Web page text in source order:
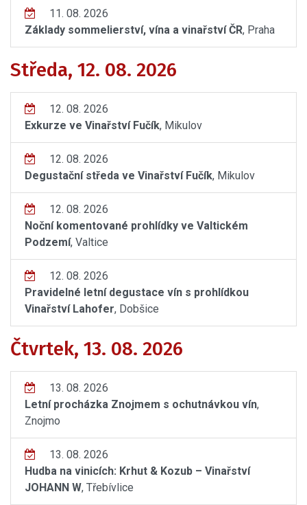
11. 08. 2026
Základy sommelierství, vína a vinařství ČR, Praha
Středa, 12. 08. 2026
12. 08. 2026
Exkurze ve Vinařství Fučík, Mikulov
12. 08. 2026
Degustační středa ve Vinařství Fučík, Mikulov
12. 08. 2026
Noční komentované prohlídky ve Valtickém
Podzemí, Valtice
12. 08. 2026
Pravidelné letní degustace vín s prohlídkou
Vinařství Lahofer, Dobšice
Čtvrtek, 13. 08. 2026
13. 08. 2026
Letní procházka Znojmem s ochutnávkou vín,
Znojmo
13. 08. 2026
Hudba na vinicích: Krhut & Kozub – Vinařství
JOHANN W, Třebívlice